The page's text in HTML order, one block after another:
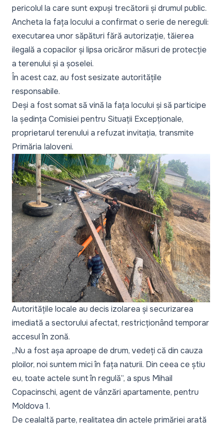
pericolul la care sunt expuși trecătorii și drumul public.
Ancheta la fața locului a confirmat o serie de nereguli:
executarea unor săpături fără autorizație, tăierea
ilegală a copacilor și lipsa oricăror măsuri de protecție
a terenului și a șoselei.
În acest caz, au fost sesizate autoritățile
responsabile.
Deși a fost somat să vină la fața locului și să participe
la ședința Comisiei pentru Situații Excepționale,
proprietarul terenului a refuzat invitația, transmite
Primăria Ialoveni.
Autoritățile locale au decis izolarea și securizarea
imediată a sectorului afectat, restricționând temporar
accesul în zonă.
„Nu a fost așa aproape de drum, vedeți că din cauza
ploilor, noi suntem mici în fața naturii. Din ceea ce știu
eu, toate actele sunt în regulă”, a spus Mihail
Copacinschi, agent de vânzări apartamente, pentru
Moldova 1.
De cealaltă parte, realitatea din actele primăriei arată